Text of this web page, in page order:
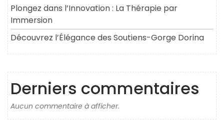
Plongez dans l’Innovation : La Thérapie par
Immersion
Découvrez l’Élégance des Soutiens-Gorge Dorina
Derniers commentaires
Aucun commentaire à afficher.